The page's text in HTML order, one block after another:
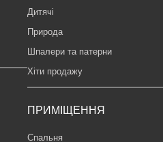
Дитячі
Природа
Шпалери та патерни
Хіти продажу
ПРИМІЩЕННЯ
Спальня